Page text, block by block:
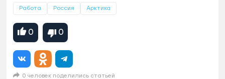
Работа Россия Арктика
0 0
0 человек поделились статьей